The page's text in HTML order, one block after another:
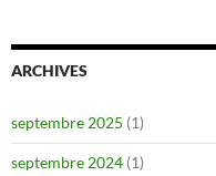
ARCHIVES
septembre 2025 (1)
septembre 2024 (1)